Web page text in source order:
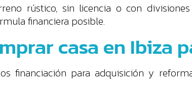
rústico, sin licencia o con
financiera posible.
casa en Ibiza
financiación para adquisición y